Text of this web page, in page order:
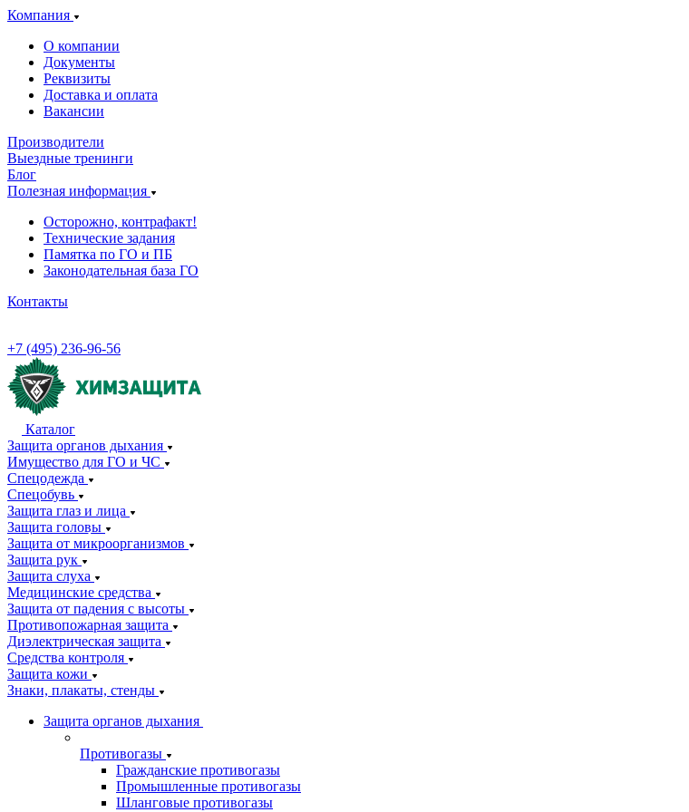
Компания
О компании
Документы
Реквизиты
Доставка и оплата
Вакансии
Производители
Выездные тренинги
Блог
Полезная информация
Осторожно, контрафакт!
Технические задания
Памятка по ГО и ПБ
Законодательная база ГО
Контакты
+7 (495) 236-96-56
Каталог
Защита органов дыхания
Имущество для ГО и ЧС
Спецодежда
Спецобувь
Защита глаз и лица
Защита головы
Защита от микроорганизмов
Защита рук
Защита слуха
Медицинские средства
Защита от падения с высоты
Противопожарная защита
Диэлектрическая защита
Средства контроля
Защита кожи
Знаки, плакаты, стенды
Защита органов дыхания
Противогазы
Гражданские противогазы
Промышленные противогазы
Шланговые противогазы